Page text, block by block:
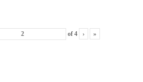
of 4 › »